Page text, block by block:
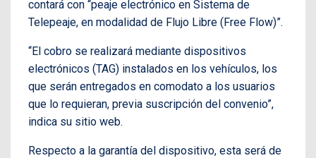
contará con “peaje electrónico en Sistema de
Telepeaje, en modalidad de Flujo Libre (Free Flow)”.
“El cobro se realizará mediante dispositivos
electrónicos (TAG) instalados en los vehículos, los
que serán entregados en comodato a los usuarios
que lo requieran, previa suscripción del convenio”,
indica su sitio web.
Respecto a la garantía del dispositivo, esta será de